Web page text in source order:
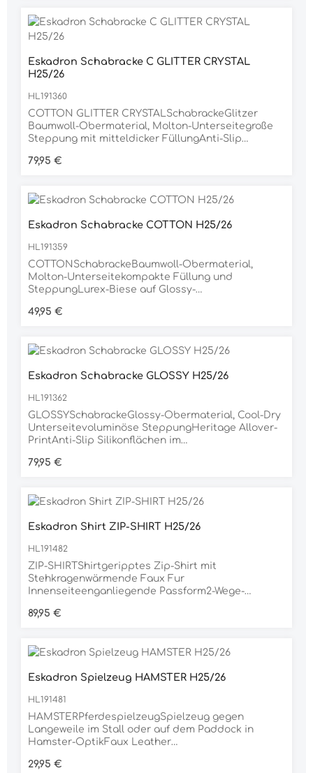
dreifacher Fixierungsoption für exakte
Positionierunginkl. Eskadron
Eskadron Schabracke C GLITTER CRYSTAL
H25/26
HL191360
COTTON GLITTER CRYSTALSchabrackeGlitzer
Baumwoll-Obermaterial, Molton-Unterseitegroße
Steppung mit mitteldicker FüllungAnti-Slip
Kordel Kombination auf Glossy-
beidseitiginkl. Eskadron
POLYESTER
Regulärer Preis:
79,95 €
Eskadron Schabracke COTTON H25/26
HL191359
COTTONSchabrackeBaumwoll-Obermaterial,
Molton-Unterseitekompakte Füllung und
SteppungLurex-Biese auf Glossy-
FixierungsoptionFlag-Label, beidseitiginkl.
Regulärer Preis:
49,95 €
Eskadron Schabracke GLOSSY H25/26
HL191362
GLOSSYSchabrackeGlossy-Obermaterial, Cool-Dry
Unterseitevoluminöse SteppungHeritage Allover-
PrintAnti-Slip Silikonflächen im
EinfassungMesh-Rückenkanal für
beidseitiginkl. Eskadron
Regulärer Preis:
79,95 €
Eskadron Shirt ZIP-SHIRT H25/26
HL191482
ZIP-SHIRTShirtgeripptes Zip-Shirt mit
Stehkragenwärmende Faux Fur
Innenseiteenganliegende Passform2-Wege-
ReissverschlusstaschenSchriftzug,
Regulärer Preis:
89,95 €
Eskadron Spielzeug HAMSTER H25/26
HL191481
HAMSTERPferdespielzeugSpielzeug gegen
Langeweile im Stall oder auf dem Paddock in
Hamster-OptikFaux Leather
HolzwolleTaue zum Ziehen und KnabbernMaße: H
Regulärer Preis:
29,95 €